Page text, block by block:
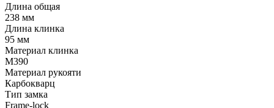
Длина общая
238 мм
Длина клинка
95 мм
Материал клинка
M390
Материал рукояти
Карбокварц
Тип замка
Frame-lock